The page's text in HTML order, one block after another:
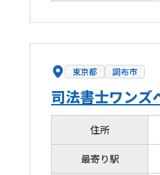
東京都 調布市
司法書士ワンズ
住所
最寄り駅